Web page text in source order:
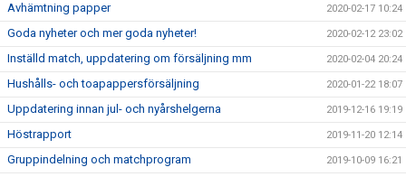
Avhämtning papper 2020-02-17 10:24
Goda nyheter och mer goda nyheter! 2020-02-12 23:02
Inställd match, uppdatering om försäljning mm 2020-02-04 20:24
Hushålls- och toapappersförsäljning 2020-01-22 18:07
Uppdatering innan jul- och nyårshelgerna 2019-12-16 19:19
Höstrapport 2019-11-20 12:14
Gruppindelning och matchprogram 2019-10-09 16:21